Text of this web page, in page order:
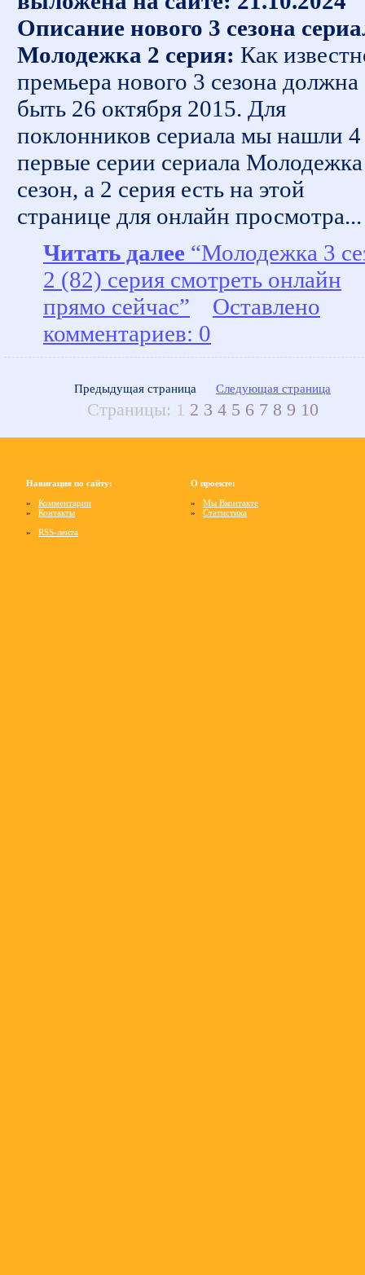
Описание нового 3 сезона
Молодежка 2 серия: Как
премьера нового 3 сезона должна
быть 26 октября 2015. Для
поклонников сериала мы нашли 4
первые серии сериала
сезон, а 2 серия есть на этой
странице для онлайн просмотра...
Читать далее “Молодежка 3
2 (82) серия смотреть онлайн
прямо сейчас”
Оставлено
комментариев: 0
Предыдущая страница Следующая страница
Страницы: 1 2 3 4 5 6 7 8 9 10
Навигация по сайту:
» Комментарии
» Контакты
» RSS-лента
О проекте:
» Мы Вконтакте
» Статистика